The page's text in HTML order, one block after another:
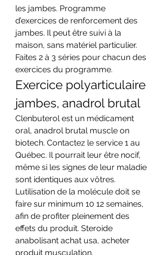
les jambes. Programme
d’exercices de renforcement des
jambes. Il peut être suivi à la
maison, sans matériel particulier.
Faites 2 à 3 séries pour chacun des
exercices du programme.
Exercice polyarticulaire
jambes, anadrol brutal
Clenbuterol est un médicament
oral, anadrol brutal muscle on
biotech. Contactez le service 1 au
Québec. Il pourrait leur être nocif,
même si les signes de leur maladie
sont identiques aux vôtres.
Lutilisation de la molécule doit se
faire sur minimum 10 12 semaines,
afin de profiter pleinement des
effets du produit. Steroide
anabolisant achat usa, acheter
produit musculation.